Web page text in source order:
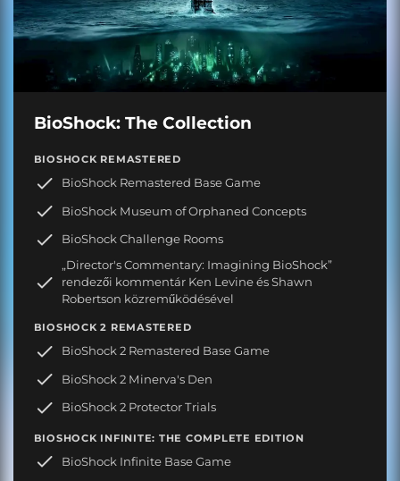
BioShock: The Collection
BIOSHOCK REMASTERED
BioShock Remastered Base Game
BioShock Museum of Orphaned Concepts
BioShock Challenge Rooms
„Director's Commentary: Imagining BioShock”
rendezői kommentár Ken Levine és Shawn
Robertson közreműködésével
BIOSHOCK 2 REMASTERED
BioShock 2 Remastered Base Game
BioShock 2 Minerva's Den
BioShock 2 Protector Trials
BIOSHOCK INFINITE: THE COMPLETE EDITION
BioShock Infinite Base Game